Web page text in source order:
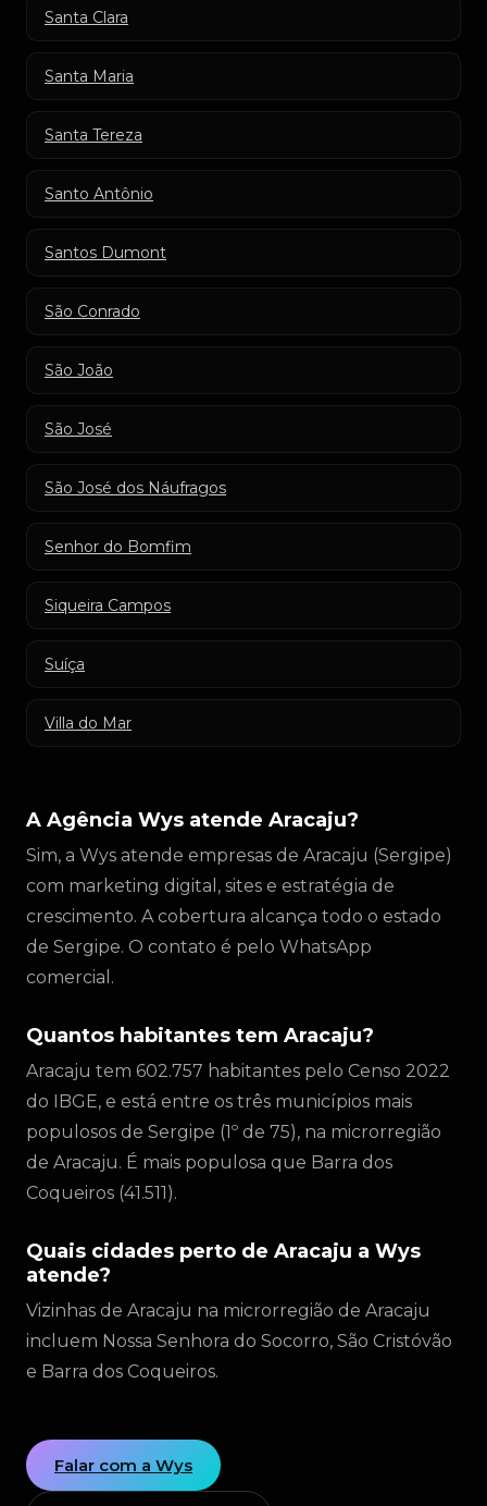
Santa Clara
Santa Maria
Santa Tereza
Santo Antônio
Santos Dumont
São Conrado
São João
São José
São José dos Náufragos
Senhor do Bomfim
Siqueira Campos
Suíça
Villa do Mar
A Agência Wys atende Aracaju?
Sim, a Wys atende empresas de Aracaju (Sergipe)
com marketing digital, sites e estratégia de
crescimento. A cobertura alcança todo o estado
de Sergipe. O contato é pelo WhatsApp
comercial.
Quantos habitantes tem Aracaju?
Aracaju tem 602.757 habitantes pelo Censo 2022
do IBGE, e está entre os três municípios mais
populosos de Sergipe (1º de 75), na microrregião
de Aracaju. É mais populosa que Barra dos
Coqueiros (41.511).
Quais cidades perto de Aracaju a Wys
atende?
Vizinhas de Aracaju na microrregião de Aracaju
incluem Nossa Senhora do Socorro, São Cristóvão
e Barra dos Coqueiros.
Falar com a Wys